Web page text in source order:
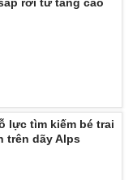
số 483/GP-BTTTT
Quốc Thắng,
932
lực tìm kiếm bé trai
trên dãy Alps